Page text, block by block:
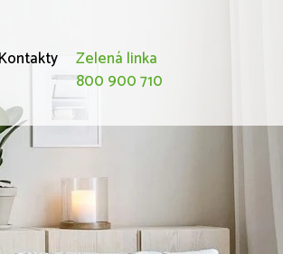
Kontakty
Zelená linka
800 900 710